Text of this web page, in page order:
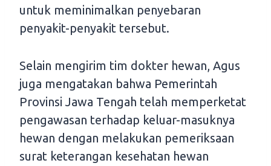
untuk meminimalkan penyebaran
penyakit-penyakit tersebut.
Selain mengirim tim dokter hewan, Agus
juga mengatakan bahwa Pemerintah
Provinsi Jawa Tengah telah memperketat
pengawasan terhadap keluar-masuknya
hewan dengan melakukan pemeriksaan
surat keterangan kesehatan hewan